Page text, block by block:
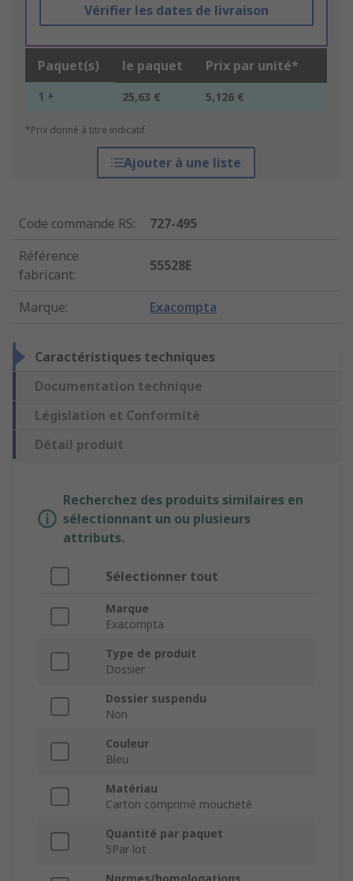
Vérifier les dates de livraison
Paquet(s) le paquet Prix par unité*
1 + 25,63 € 5,126 €
*Prix donné à titre indicatif
Ajouter à une liste
Code commande RS:
727-495
Référence
fabricant:
55528E
Marque: Exacompta
Caractéristiques techniques
Documentation technique
Législation et Conformité
Détail produit
Recherchez des produits similaires en
sélectionnant un ou plusieurs
attributs.
Sélectionner tout
Marque
Exacompta
Type de produit
Dossier
Dossier suspendu
Non
Couleur
Bleu
Matériau
Carton comprimé moucheté
Quantité par paquet
5Par lot